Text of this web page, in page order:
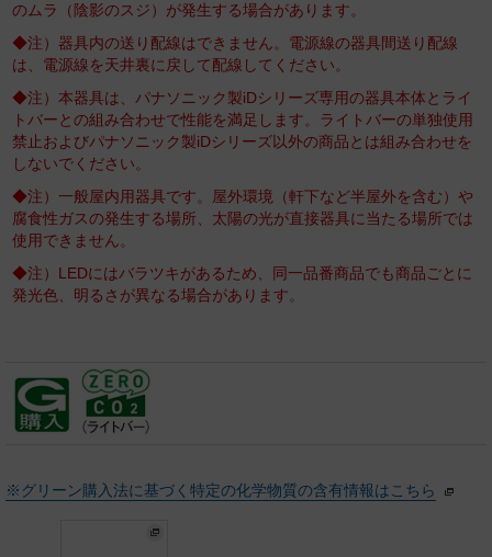
のムラ（陰影のスジ）が発生する場合があります。
◆注）器具内の送り配線はできません。電源線の器具間送り配線
は、電源線を天井裏に戻して配線してください。
◆注）本器具は、パナソニック製iDシリーズ専用の器具本体とライ
トバーとの組み合わせで性能を満足します。ライトバーの単独使用
禁止およびパナソニック製iDシリーズ以外の商品とは組み合わせを
しないでください。
◆注）一般屋内用器具です。屋外環境（軒下など半屋外を含む）や
腐食性ガスの発生する場所、太陽の光が直接器具に当たる場所では
使用できません。
◆注）LEDにはバラツキがあるため、同一品番商品でも商品ごとに
発光色、明るさが異なる場合があります。
※グリーン購入法に基づく特定の化学物質の含有情報はこちら